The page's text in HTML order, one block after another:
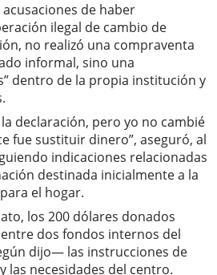
de haber
ilegal de cambio de
no realizó una compraventa
informal, sino una
dentro de la propia institución y
declaración, pero yo no cambié
fue sustituir dinero”, aseguró, al
indicaciones relacionadas
destinada inicialmente a la
el hogar.
los 200 dólares donados
dos fondos internos del
dijo— las instrucciones de
las necesidades del centro.